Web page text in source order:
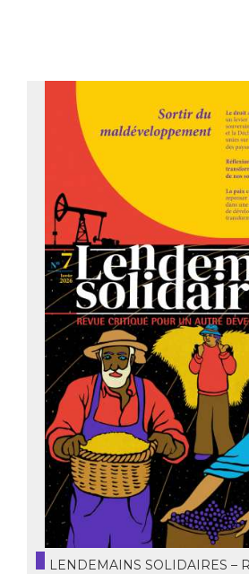
LENDEMAINS SOLIDAIRES –